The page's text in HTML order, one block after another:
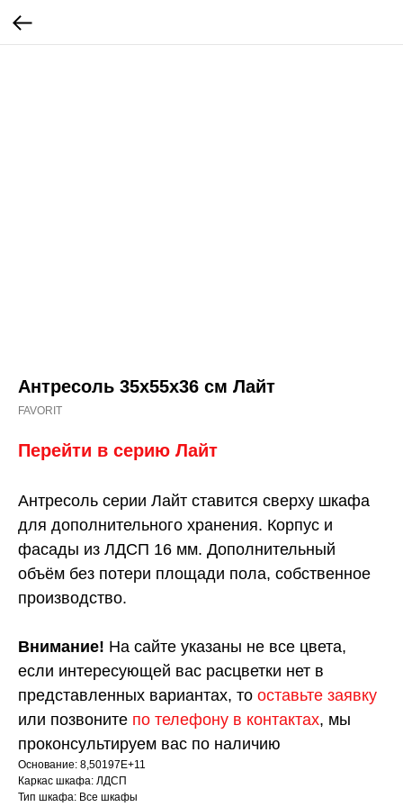
Антресоль 35x55x36 см Лайт
FAVORIT
Перейти в серию Лайт
Антресоль серии Лайт ставится сверху шкафа
для дополнительного хранения. Корпус и
фасады из ЛДСП 16 мм. Дополнительный
объём без потери площади пола, собственное
производство.
Внимание! На сайте указаны не все цвета,
если интересующей вас расцветки нет в
представленных вариантах, то оставьте заявку
или позвоните по телефону в контактах, мы
проконсультируем вас по наличию
Основание: 8,50197E+11
Каркас шкафа: ЛДСП
Тип шкафа: Все шкафы